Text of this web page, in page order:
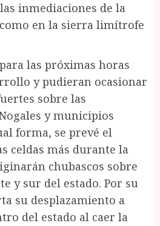
inmediaciones de la
en la sierra limítrofe
las próximas horas
y pudieran ocasionar
sobre las
y municipios
forma, se prevé el
celdas más durante la
chubascos sobre
y sur del estado. Por su
su desplazamiento a
del estado al caer la